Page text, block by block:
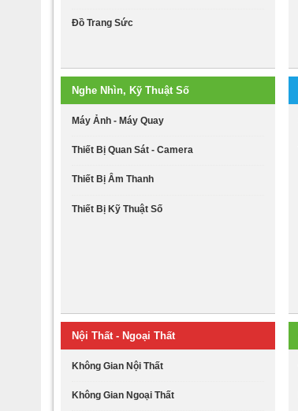
Đồ Trang Sức
Nghe Nhìn, Kỹ Thuật Số
Máy Ảnh - Máy Quay
Thiết Bị Quan Sát - Camera
Thiết Bị Âm Thanh
Thiết Bị Kỹ Thuật Số
Nội Thất - Ngoại Thất
Không Gian Nội Thất
Không Gian Ngoại Thất